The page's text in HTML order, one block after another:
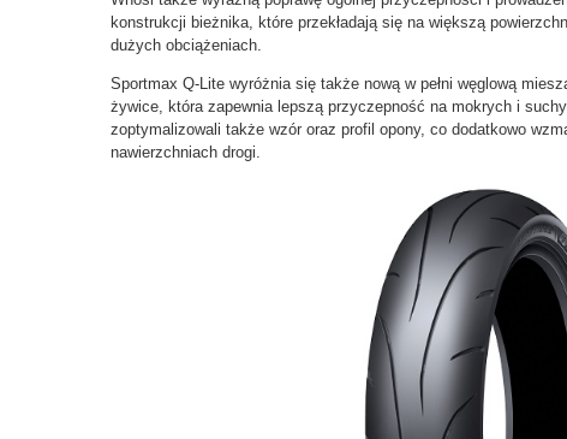
konstrukcji bieżnika, które przekładają się na większą
dużych obciążeniach.
Sportmax Q-Lite wyróżnia się także nową w pełni węglową
żywice, która zapewnia lepszą przyczepność na mokrych i
zoptymalizowali także wzór oraz profil opony, co dodatkowo
nawierzchniach drogi.